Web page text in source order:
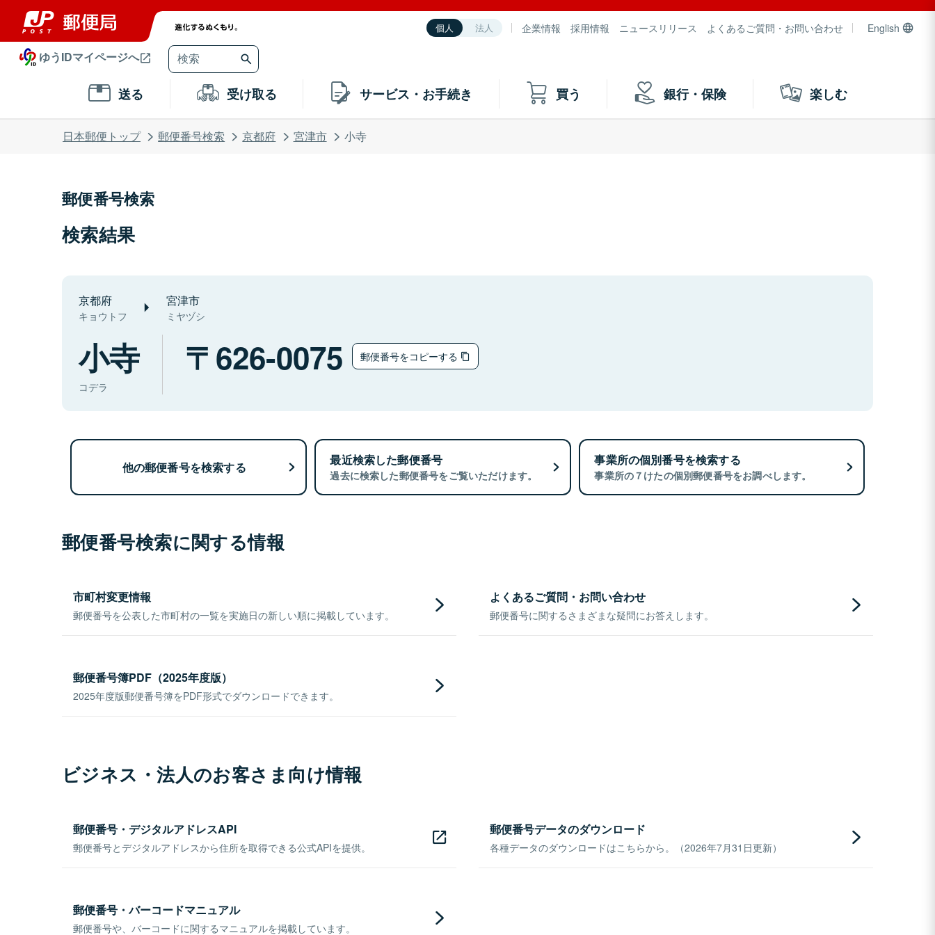
個人 法人 企業情報 採用情報 ニュースリリース よくあるご質問・お問い合わせ English
ゆうIDマイページへ
送る 受け取る サービス・お手続き 買う 銀行・保険 楽しむ
日本郵便トップ 郵便番号検索 京都府 宮津市 小寺
郵便番号検索
検索結果
京都府
キョウトフ
宮津市
ミヤヅシ
小寺
コデラ
626-0075 郵便番号をコピーする
他の郵便番号を検索する 最近検索した郵便番号
過去に検索した郵便番号をご覧いただけます。
事業所の個別番号を検索する
事業所の７けたの個別郵便番号をお調べします。
郵便番号検索に関する情報
市町村変更情報
郵便番号を公表した市町村の一覧を実施日の新しい順に掲載しています。
よくあるご質問・お問い合わせ
郵便番号に関するさまざまな疑問にお答えします。
郵便番号簿PDF（2025年度版）
2025年度版郵便番号簿をPDF形式でダウンロードできます。
ビジネス・法人のお客さま向け情報
郵便番号・デジタルアドレスAPI
郵便番号とデジタルアドレスから住所を取得できる公式APIを提供。
郵便番号データのダウンロード
各種データのダウンロードはこちらから。（2026年7月31日更新）
郵便番号・バーコードマニュアル
郵便番号や、バーコードに関するマニュアルを掲載しています。